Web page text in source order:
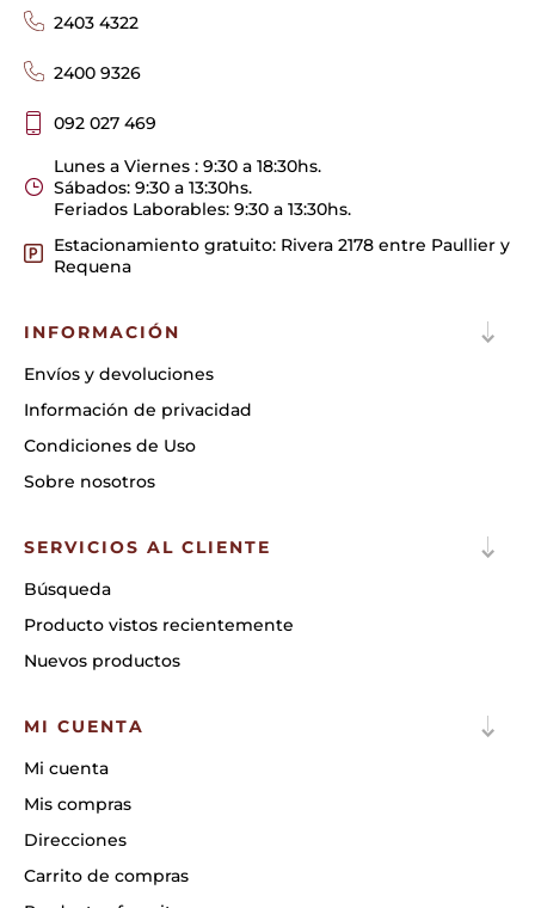
2403 4322
2400 9326
092 027 469
Lunes a Viernes : 9:30 a 18:30hs.
Sábados: 9:30 a 13:30hs.
Feriados Laborables: 9:30 a 13:30hs.
Estacionamiento gratuito: Rivera 2178 entre Paullier y
Requena
INFORMACIÓN
Envíos y devoluciones
Información de privacidad
Condiciones de Uso
Sobre nosotros
SERVICIOS AL CLIENTE
Búsqueda
Producto vistos recientemente
Nuevos productos
MI CUENTA
Mi cuenta
Mis compras
Direcciones
Carrito de compras